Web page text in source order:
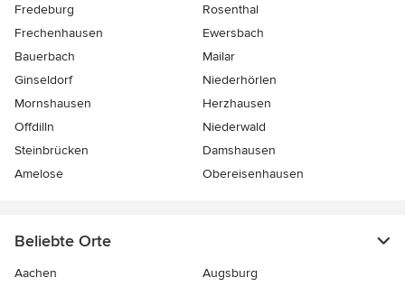
Fredeburg
Rosenthal
Frechenhausen
Ewersbach
Bauerbach
Mailar
Ginseldorf
Niederhörlen
Mornshausen
Herzhausen
Offdilln
Niederwald
Steinbrücken
Damshausen
Amelose
Obereisenhausen
Beliebte Orte
Aachen
Augsburg